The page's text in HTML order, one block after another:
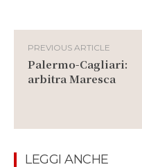
PREVIOUS ARTICLE
Palermo-Cagliari:
arbitra Maresca
LEGGI ANCHE